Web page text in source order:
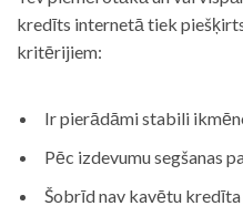
kredīts internetā tiek
kritērijiem:
Ir pierādāmi stabili
Pēc izdevumu segšanas
Šobrīd nav kavētu